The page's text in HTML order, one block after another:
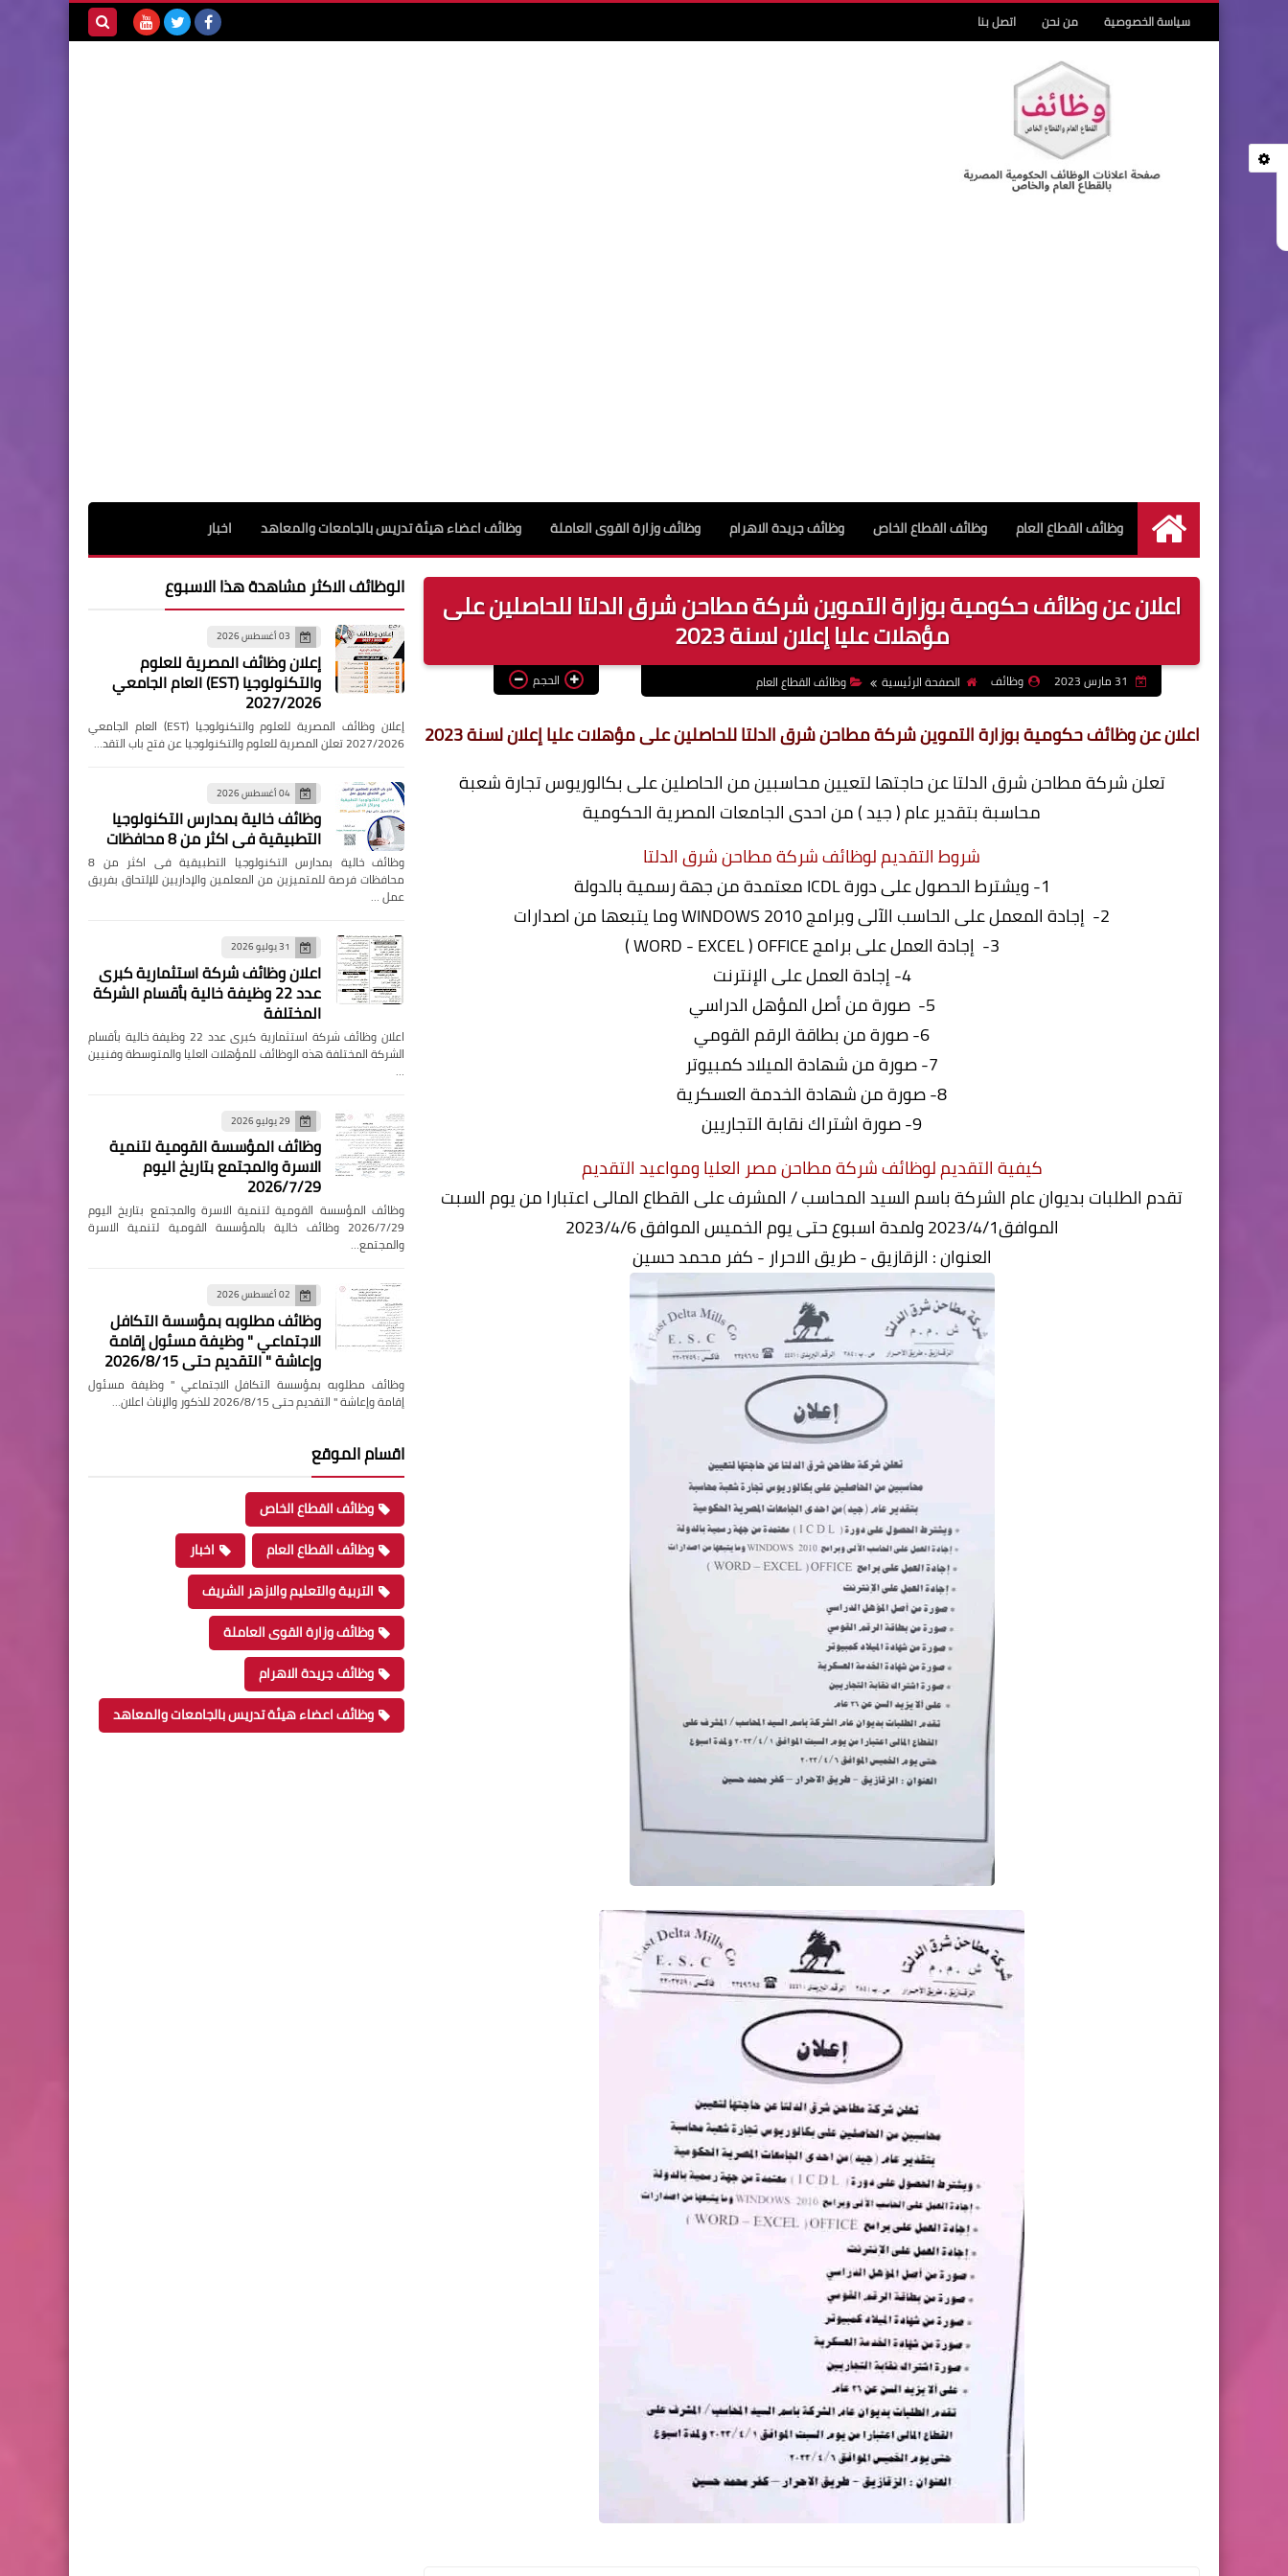
سياسة الخصوصية من نحن اتصل بنا
الرئيسية
وظائف القطاع العام وظائف القطاع الخاص وظائف جريدة الاهرام وظائف وزارة القوى العاملة وظائف اعضاء هيئة تدريس بالجامعات والمعاهد اخبار
اعلان عن وظائف حكومية بوزارة التموين شركة مطاحن شرق الدلتا للحاصلين على
مؤهلات عليا إعلان لسنة 2023
وظائف الصفحة الرئيسية وظائف القطاع العام الحجم
اعلان عن وظائف حكومية بوزارة التموين شركة مطاحن شرق الدلتا للحاصلين على مؤهلات عليا إعلان لسنة 2023
تعلن شركة مطاحن شرق الدلتا عن حاجتها لتعيين محاسبين من الحاصلين على بكالوريوس تجارة شعبة
محاسبة بتقدير عام ( جيد ) من احدى الجامعات المصرية الحكومية
شروط التقديم لوظائف شركة مطاحن شرق الدلتا
1- ويشترط الحصول على دورة ICDL معتمدة من جهة رسمية بالدولة
2- إجادة المعمل على الحاسب الآلى وبرامج 2010 WINDOWS وما يتبعها من اصدارات
3- إجادة العمل على برامج WORD - EXCEL ) OFFICE )
4- إجادة العمل على الإنترنت
5- صورة من أصل المؤهل الدراسي
6- صورة من بطاقة الرقم القومي
7- صورة من شهادة الميلاد كمبيوتر
8- صورة من شهادة الخدمة العسكرية
9- صورة اشتراك نقابة التجاريين
كيفية التقديم لوظائف شركة مطاحن مصر العليا ومواعيد التقديم
تقدم الطلبات بديوان عام الشركة باسم السيد المحاسب / المشرف على القطاع المالى اعتبارا من يوم السبت
الموافق2023/4/1 ولمدة اسبوع حتى يوم الخميس الموافق 2023/4/6
العنوان : الزقازيق - طريق الاحرار - كفر محمد حسين
الوظائف الاكثر مشاهدة هذا الاسبوع
03 أغسطس 2026
إعلان وظائف المصرية للعلوم
والتكنولوجيا (EST) العام الجامعي
2027/2026
إعلان وظائف المصرية للعلوم والتكنولوجيا (EST) العام الجامعي
2027/2026 تعلن المصرية للعلوم والتكنولوجيا عن فتح باب التقد…
04 أغسطس 2026
وظائف خالية بمدارس التكنولوجيا
التطبيقية فى اكثر من 8 محافظات
وظائف خالية بمدارس التكنولوجيا التطبيقية فى اكثر من 8
محافظات فرصة للمتميزين من المعلمين والإداريين للإلتحاق بفريق
عمل …
31 يوليو 2026
اعلان وظائف شركة استثمارية كبرى
عدد 22 وظيفة خالية بأقسام الشركة
المختلفة
اعلان وظائف شركة استثمارية كبرى عدد 22 وظيفة خالية بأقسام
الشركة المختلفة هذه الوظائف للمؤهلات العليا والمتوسطة وفنيين
…
29 يوليو 2026
وظائف المؤسسة القومية لتنمية
الاسرة والمجتمع بتاريخ اليوم
2026/7/29
وظائف المؤسسة القومية لتنمية الاسرة والمجتمع بتاريخ اليوم
2026/7/29 وظائف خالية بالمؤسسة القومية لتنمية الاسرة
والمجتمع…
02 أغسطس 2026
وظائف مطلوبه بمؤسسة التكافل
الاجتماعي " وظيفة مسئول إقامة
وإعاشة " التقديم حتى 2026/8/15
وظائف مطلوبه بمؤسسة التكافل الاجتماعي " وظيفة مسئول
إقامة وإعاشة " التقديم حتى 2026/8/15 للذكور والإناث اعلان…
اقسام الموقع
وظائف القطاع الخاص
وظائف القطاع العام
اخبار
التربية والتعليم والازهر الشريف
وظائف وزارة القوى العاملة
وظائف جريدة الاهرام
وظائف اعضاء هيئة تدريس بالجامعات والمعاهد